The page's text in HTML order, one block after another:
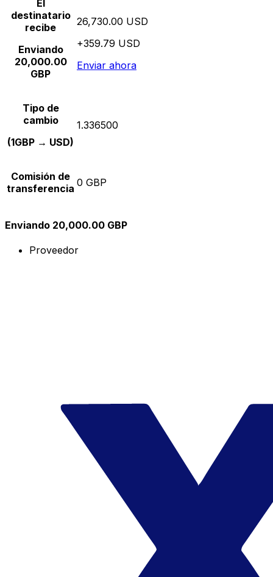
El
destinatario
recibe
Enviando
20,000.00
GBP
26,730.00 USD
+359.79 USD
Enviar ahora
Tipo de
cambio
(1GBP → USD)
1.336500
Comisión de
transferencia 0 GBP
Enviando 20,000.00 GBP
Proveedor